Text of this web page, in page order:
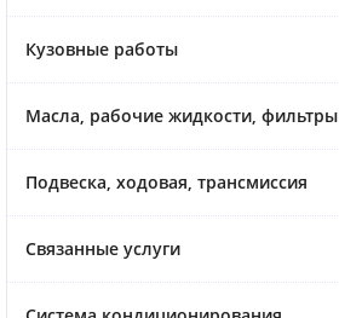
Кузовные работы
Масла, рабочие жидкости, фильтры
Подвеска, ходовая, трансмиссия
Связанные услуги